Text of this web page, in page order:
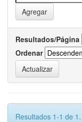
Resultados/Página
Ordenar
Resultados 1-1 de 1.